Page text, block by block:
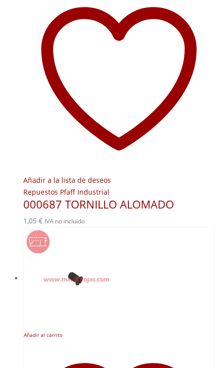
Añadir a la lista de deseos
Repuestos Pfaff Industrial
000687 TORNILLO ALOMADO
1,05 € IVA no incluido
Añadir al carrito